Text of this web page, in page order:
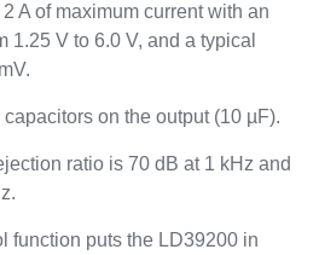
A of maximum current with an
1.25 V to 6.0 V, and a typical
on the output (10 µF).
ratio is 70 dB at 1 kHz and
function puts the LD39200 in